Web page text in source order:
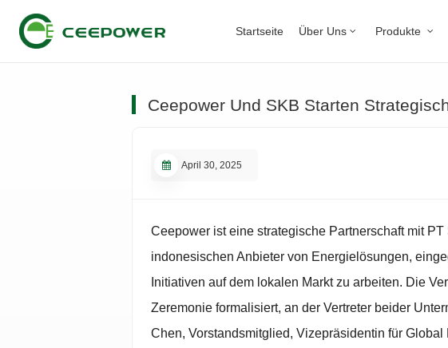
Startseite Über Uns Produkte
Ceepower Und SKB Starten
April 30, 2025
Ceepower ist eine strategische Partnerschaft mit
indonesischen Anbieter von Energielösungen,
Initiativen auf dem lokalen Markt zu arbeiten. Die
Zeremonie formalisiert, an der Vertreter beider
Chen, Vorstandsmitglied, Vizepräsidentin für